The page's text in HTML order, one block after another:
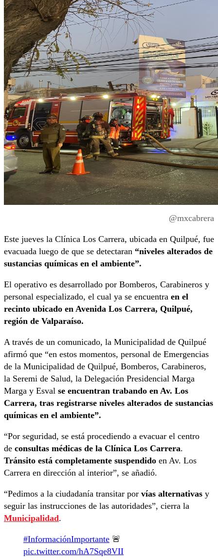
@mxcabrera
Este jueves la Clínica Los Carrera, ubicada en Quilpué, fue
evacuada luego de que se detectaran “niveles alterados de
sustancias químicas en el ambiente”.
El operativo es desarrollado por Bomberos, Carabineros y
personal especializado, el cual ya se encuentra en el
recinto ubicado en Avenida Los Carrera, Quilpué,
región de Valparaíso.
A través de un comunicado, la Municipalidad de Quilpué
afirmó que “en estos momentos, personal de Emergencias
de la Municipalidad de Quilpué, Bomberos, Carabineros,
la Seremi de Salud, la Delegación Presidencial Marga
Marga y Esval se encuentran trabando en Av. Los
Carrera, tras registrarse niveles alterados de sustancias
químicas en el ambiente”.
“Por seguridad, se está procediendo a evacuar el centro
de consultas médicas de la Clínica Los Carrera.
Tránsito está completamente suspendido en Av. Los
Carrera en dirección al interior”, se añadió.
“Pedimos a la ciudadanía transitar por vías alternativas y
seguir las instrucciones de las autoridades”, cierra la
Municipalidad.
#InformaciónImportante 🚨
pic.twitter.com/hA7Sqe8VII